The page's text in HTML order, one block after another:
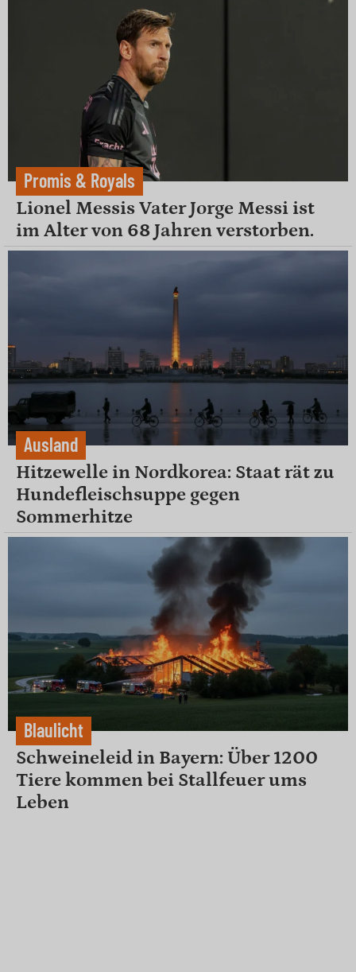
Promis & Royals
Lionel Messis Vater Jorge Messi ist
im Alter von 68 Jahren verstorben.
Ausland
Hitzewelle in Nordkorea: Staat rät zu
Hundefleischsuppe gegen
Sommerhitze
Blaulicht
Schweineleid in Bayern: Über 1200
Tiere kommen bei Stallfeuer ums
Leben